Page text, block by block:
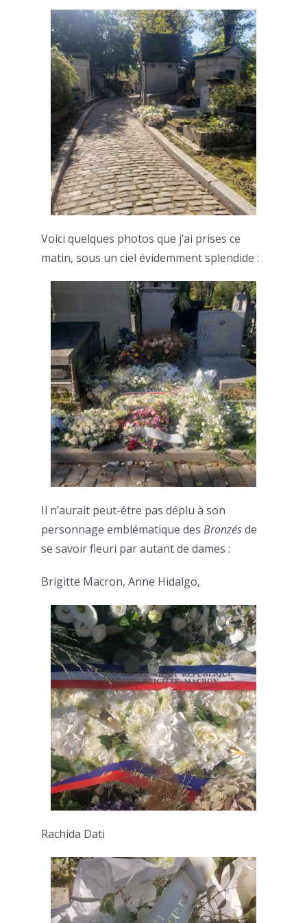
Voici quelques photos que j’ai prises ce
matin, sous un ciel évidemment splendide :
Il n’aurait peut-être pas déplu à son
personnage emblématique des Bronzésde
se savoir fleuri par autant de dames :
Brigitte Macron, Anne Hidalgo,
Rachida Dati